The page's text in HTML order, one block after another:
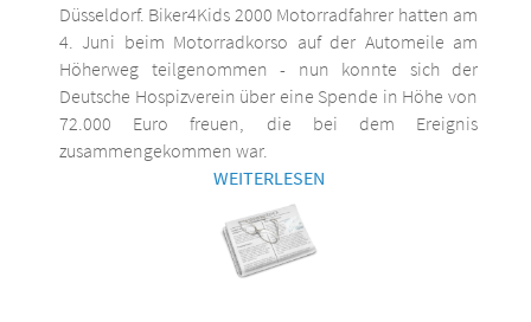
Düsseldorf. Biker4Kids 2000 Motorradfahrer hatten am
4. Juni beim Motorradkorso auf der Automeile am
Höherweg teilgenommen - nun konnte sich der
Deutsche Hospizverein über eine Spende in Höhe von
72.000 Euro freuen, die bei dem Ereignis
zusammengekommen war.
WEITERLESEN